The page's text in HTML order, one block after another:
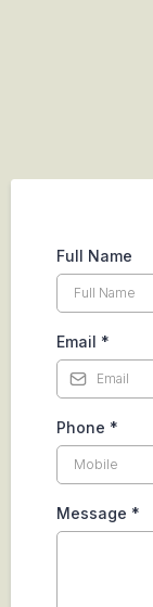
Full Name
Email *
Phone *
Message *